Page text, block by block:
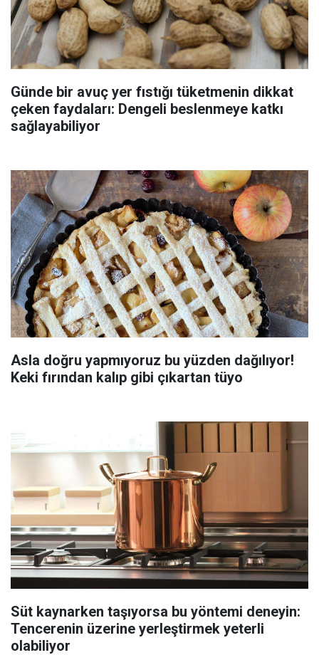
Günde bir avuç yer fıstığı tüketmenin dikkat
çeken faydaları: Dengeli beslenmeye katkı
sağlayabiliyor
Asla doğru yapmıyoruz bu yüzden dağılıyor!
Keki fırından kalıp gibi çıkartan tüyo
Süt kaynarken taşıyorsa bu yöntemi deneyin:
Tencerenin üzerine yerleştirmek yeterli
olabiliyor